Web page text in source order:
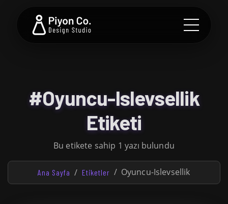
#Oyuncu-Islevsellik
Etiketi
Bu etikete sahip 1 yazı bulundu
Ana Sayfa Etiketler Oyuncu-Islevsellik